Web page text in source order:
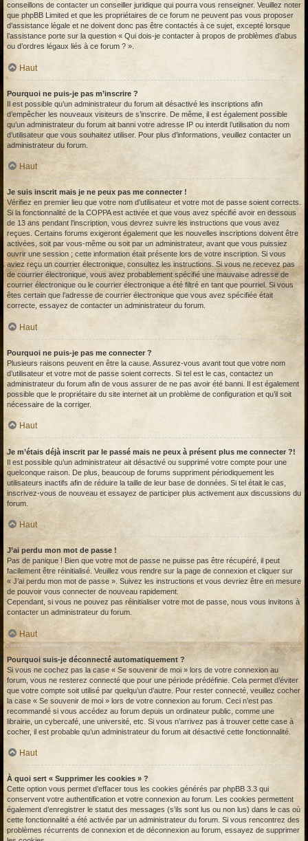
conseillons de contacter un conseiller juridique qui pourra vous renseigner. Veuillez noter
que phpBB Limited et que les propriétaires de ce forum ne peuvent pas vous proposer
d’assistance légale et ne doivent donc pas être contactés à ce sujet, excepté lorsque
l’assistance porte sur la question « Qui dois-je contacter à propos de problèmes d’abus
ou d’ordres légaux liés à ce forum ? ».
Haut
Pourquoi ne puis-je pas m’inscrire ?
Il est possible qu’un administrateur du forum ait désactivé les inscriptions afin
d’empêcher les nouveaux visiteurs de s’inscrire. De même, il est également possible
qu’un administrateur du forum ait banni votre adresse IP ou interdit l’utilisation du nom
d’utilisateur que vous souhaitez utiliser. Pour plus d’informations, veuillez contacter un
administrateur du forum.
Haut
Je suis inscrit mais je ne peux pas me connecter !
Vérifiez en premier lieu que votre nom d’utilisateur et votre mot de passe soient corrects.
Si la fonctionnalité de la COPPA est activée et que vous avez spécifié avoir en dessous
de 13 ans pendant l’inscription, vous devrez suivre les instructions que vous avez
reçues. Certains forums exigeront également que les nouvelles inscriptions doivent être
activées, soit par vous-même ou soit par un administrateur, avant que vous puissiez
ouvrir une session ; cette information était présente lors de votre inscription. Si vous
aviez reçu un courrier électronique, consultez les instructions. Si vous ne recevez pas
de courrier électronique, vous avez probablement spécifié une mauvaise adresse de
courrier électronique ou le courrier électronique a été filtré en tant que pourriel. Si vous
êtes certain que l’adresse de courrier électronique que vous avez spécifiée était
correcte, essayez de contacter un administrateur du forum.
Haut
Pourquoi ne puis-je pas me connecter ?
Plusieurs raisons peuvent en être la cause. Assurez-vous avant tout que votre nom
d’utilisateur et votre mot de passe soient corrects. Si tel est le cas, contactez un
administrateur du forum afin de vous assurer de ne pas avoir été banni. Il est également
possible que le propriétaire du site internet ait un problème de configuration et qu’il soit
nécessaire de la corriger.
Haut
Je m’étais déjà inscrit par le passé mais ne peux à présent plus me connecter ?!
Il est possible qu’un administrateur ait désactivé ou supprimé votre compte pour une
quelconque raison. De plus, beaucoup de forums suppriment périodiquement les
utilisateurs inactifs afin de réduire la taille de leur base de données. Si tel était le cas,
inscrivez-vous de nouveau et essayez de participer plus activement aux discussions du
forum.
Haut
J’ai perdu mon mot de passe !
Pas de panique ! Bien que votre mot de passe ne puisse pas être récupéré, il peut
facilement être réinitialisé. Veuillez vous rendre sur la page de connexion et cliquer sur
« J’ai perdu mon mot de passe ». Suivez les instructions et vous devriez être en mesure
de pouvoir vous connecter de nouveau rapidement.
Cependant, si vous ne pouvez pas réinitialiser votre mot de passe, nous vous invitons à
contacter un administrateur du forum.
Haut
Pourquoi suis-je déconnecté automatiquement ?
Si vous ne cochez pas la case « Se souvenir de moi » lors de votre connexion au
forum, vous ne resterez connecté que pour une période prédéfinie. Cela permet d’éviter
que votre compte soit utilisé par quelqu’un d’autre. Pour rester connecté, veuillez cocher
la case « Se souvenir de moi » lors de votre connexion au forum. Ceci n’est pas
recommandé si vous accédez au forum depuis un ordinateur public, comme une
librairie, un cybercafé, une université, etc. Si vous n’arrivez pas à trouver cette case à
cocher, il est probable qu’un administrateur du forum ait désactivé cette fonctionnalité.
Haut
À quoi sert « Supprimer les cookies » ?
Cette option vous permet d’effacer tous les cookies générés par phpBB 3.3 qui
conservent votre authentification et votre connexion au forum. Les cookies permettent
également d’enregistrer le statut des messages (s’ils sont lus ou non lus) dans le cas où
cette fonctionnalité a été activée par un administrateur du forum. Si vous rencontrez des
problèmes récurrents de connexion et de déconnexion au forum, essayez de supprimer